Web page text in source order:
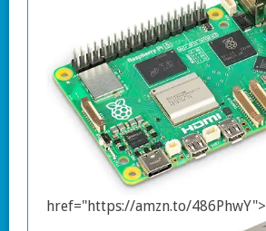
href="https://amzn.to/486PhwY">